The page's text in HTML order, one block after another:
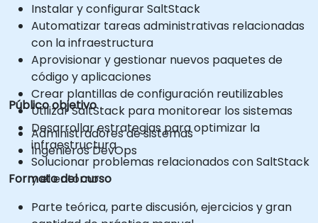
Instalar y configurar SaltStack
Automatizar tareas administrativas relacionadas
con la infraestructura
Aprovisionar y gestionar nuevos paquetes de
código y aplicaciones
Crear plantillas de configuración reutilizables
Utilizar SaltStack para monitorear los sistemas
Desarrollar estrategias para optimizar la
infraestructura
Solucionar problemas relacionados con SaltStack
y el entorno
Público objetivo
Administradores de sistemas
Ingenieros DevOps
Formato del curso
Parte teórica, parte discusión, ejercicios y gran